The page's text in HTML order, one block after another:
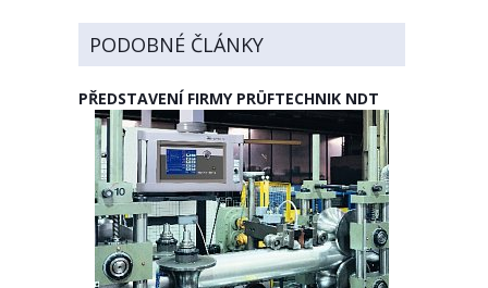
PODOBNÉ ČLÁNKY
PŘEDSTAVENÍ FIRMY PRÜFTECHNIK NDT